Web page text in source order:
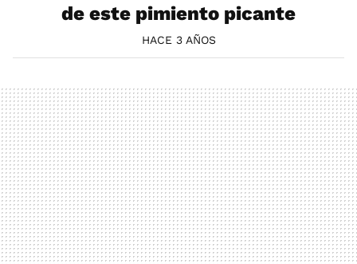
de este pimiento picante
HACE 3 AÑOS